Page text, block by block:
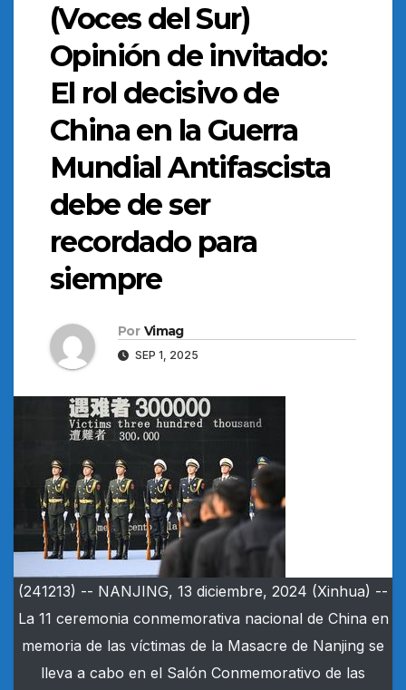
(Voces del Sur)
Opinión de invitado:
El rol decisivo de
China en la Guerra
Mundial Antifascista
debe de ser
recordado para
siempre
Por Vimag
SEP 1, 2025
(241213) -- NANJING, 13 diciembre, 2024 (Xinhua) --
La 11 ceremonia conmemorativa nacional de China en
memoria de las víctimas de la Masacre de Nanjing se
lleva a cabo en el Salón Conmemorativo de las